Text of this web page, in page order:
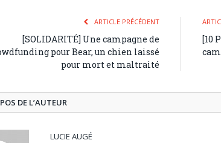
ARTICLE PRÉCÉDENT
[SOLIDARITÉ] Une campagne de
pour Bear, un chien laissé
pour mort et maltraité
[10
DE L’AUTEUR
LUCIE AUGÉ